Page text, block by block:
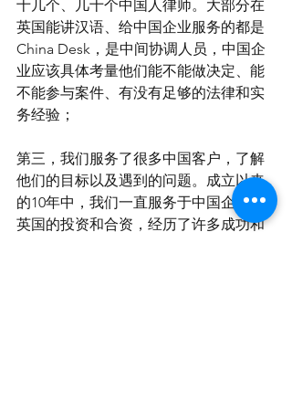
十几个、几十个中国人律师。大部分在
英国能讲汉语、给中国企业服务的都是
China Desk，是中间协调人员，中国企
业应该具体考量他们能不能做决定、能
不能参与案件、有没有足够的法律和实
务经验；
第三，我们服务了很多中国客户，了解
他们的目标以及遇到的问题。成立以来
的10年中，我们一直服务于中国企业在
英国的投资和合资，经历了许多成功和